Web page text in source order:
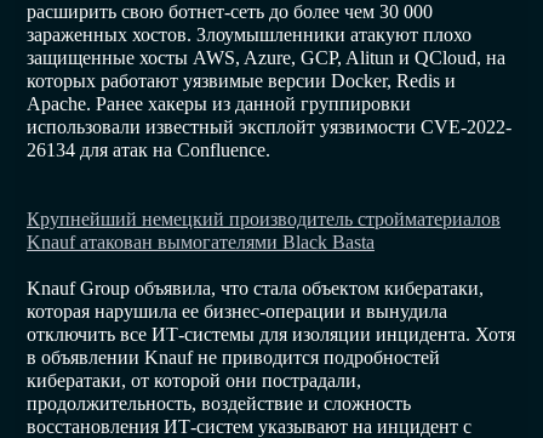
расширить свою ботнет-сеть до более чем 30 000
зараженных хостов. Злоумышленники атакуют плохо
защищенные хосты AWS, Azure, GCP, Alitun и QCloud, на
которых работают уязвимые версии Docker, Redis и
Apache. Ранее хакеры из данной группировки
использовали известный эксплойт уязвимости CVE-2022-
26134 для атак на Confluence.
Крупнейший немецкий производитель стройматериалов
Knauf атакован вымогателями Black Basta
Knauf Group объявила, что стала объектом кибератаки,
которая нарушила ее бизнес-операции и вынудила
отключить все ИТ-системы для изоляции инцидента. Хотя
в объявлении Knauf не приводится подробностей
кибератаки, от которой они пострадали,
продолжительность, воздействие и сложность
восстановления ИТ-систем указывают на инцидент с